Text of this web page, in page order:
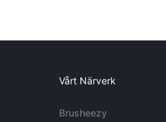
Vårt Närverk
Brusheezy